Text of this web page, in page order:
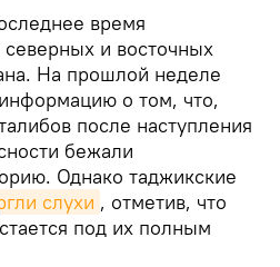
время
северных и восточных
На прошлой неделе
о том, что,
после наступления
бежали
Однако таджикские
слухи , отметив, что
под их полным